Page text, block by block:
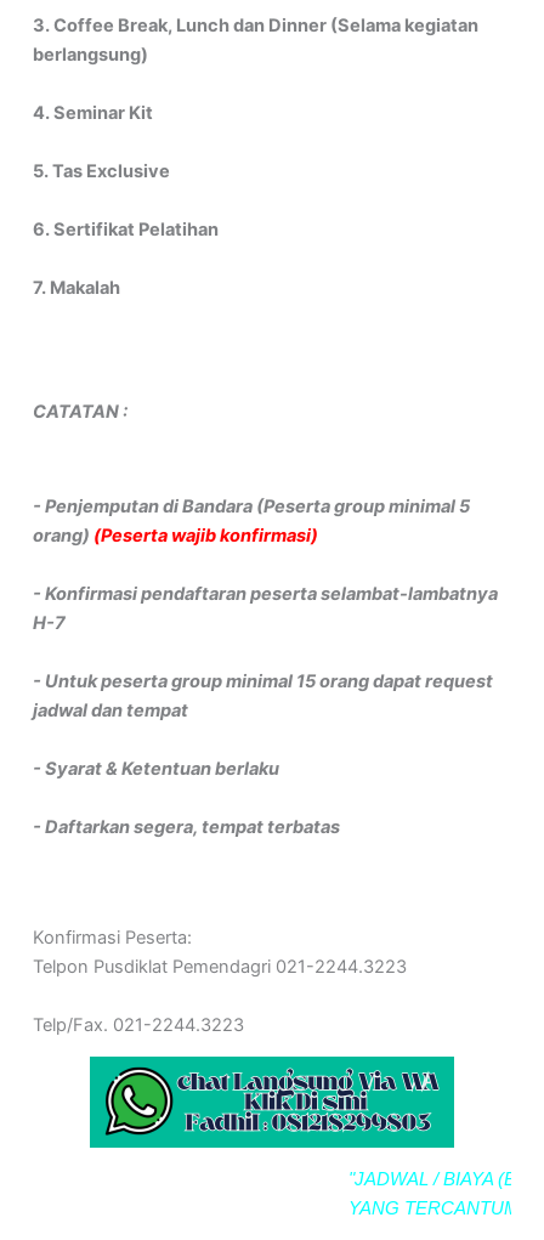
3. Coffee Break, Lunch dan Dinner (Selama kegiatan
berlangsung)
4. Seminar Kit
5. Tas Exclusive
6. Sertifikat Pelatihan
7. Makalah
CATATAN :
- Penjemputan di Bandara (Peserta group minimal 5
orang) (Peserta wajib konfirmasi)
- Konfirmasi pendaftaran peserta selambat-lambatnya
H-7
- Untuk peserta group minimal 15 orang dapat request
jadwal dan tempat
- Syarat & Ketentuan berlaku
- Daftarkan segera, tempat terbatas
Konfirmasi Peserta:
Telpon Pusdiklat Pemendagri 021-2244.3223
Telp/Fax. 021-2244.3223
"JADWAL / BIAYA
YANG TERCANTUM